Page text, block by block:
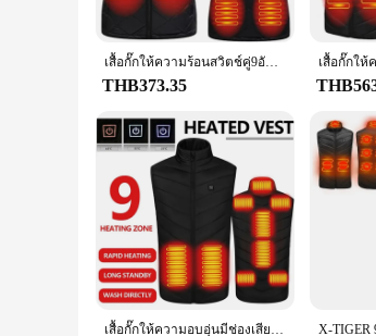
**Versatile and Convenient**
The USB Fleece Heated Vest is not only
it's your laptop, power bank, or car
that you can carry your essentials
Understanding that comfort comes in
more relaxed silhouette, there's a size
layer for the colder months.
เสื้อกั๊กให้ความร้อนสวิตช์คู่9อันสำหรับผู้หญิงเสื้อกั๊กผ้าฝ้ายสำหรับฤดูใบไม้ร่วงและฤดูหนาวชุดทำความร้อนด้วยไฟฟ้าอินฟาเรด USB เสื้อกั๊กกันความร้อนที่มีความยืดหยุ่น
THB373.35
เสื้อกั๊กให้ความอบอุ่นมีช่องเสียบ USB สำหรับผู้ชายและผู้หญิง, เสื้อกั๊กให้ความร้อน17/13โซนเสื้อแจ็กเก็ตกระ S-6XL ความร้อนในฤดูหนาวเสื้อกั๊กให้ความร้อน